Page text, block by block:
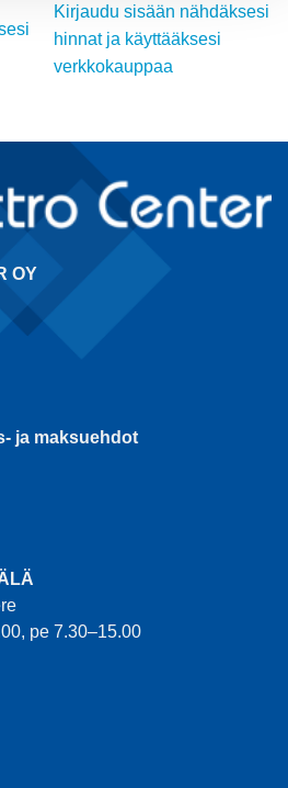
Kirjaudu sisään nähdäksesi
hinnat ja käyttääksesi
verkkokauppaa
OY
ja maksuehdot
pe 7.30–15.00